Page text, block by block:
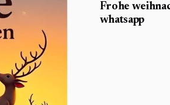
Frohe
whatsapp